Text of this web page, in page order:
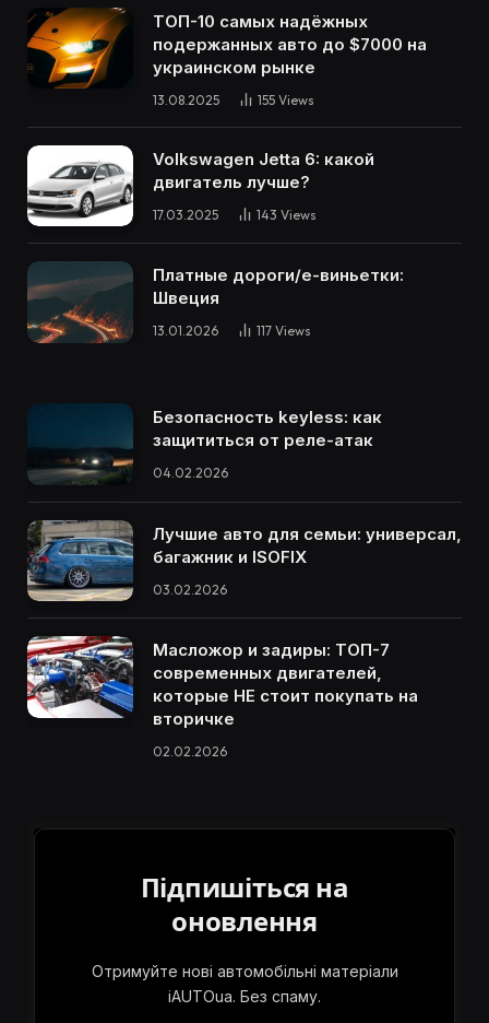
ТОП-10 самых надёжных
подержанных авто до $7000 на
украинском рынке
13.08.2025 155 Views
Volkswagen Jetta 6: какой
двигатель лучше?
17.03.2025 143 Views
Платные дороги/е-виньетки:
Швеция
13.01.2026 117 Views
Безопасность keyless: как
защититься от реле-атак
04.02.2026
Лучшие авто для семьи: универсал,
багажник и ISOFIX
03.02.2026
Масложор и задиры: ТОП-7
современных двигателей,
которые НЕ стоит покупать на
вторичке
02.02.2026
Підпишіться на
оновлення
Отримуйте нові автомобільні матеріали
iAUTOua. Без спаму.